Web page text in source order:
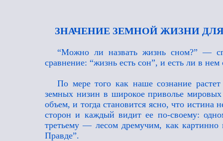
ЗНАЧЕНИЕ ЗЕМНОЙ ЖИЗНИ
“Можно ли назвать жизнь сном?” —
сравнение: “жизнь есть сон”, и есть ли в нем
По мере того как наше сознание
земных низин в широкое приволье
объем, и тогда становится ясно, что истина
сторон и каждый видит ее по-своему:
третьему — лесом дремучим, как
Правде”.